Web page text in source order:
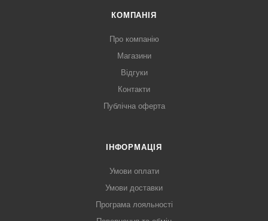
КОМПАНІЯ
Про компанію
Магазини
Відгуки
Контакти
Публічна оферта
ІНФОРМАЦІЯ
Умови оплати
Умови доставки
Програма лояльності